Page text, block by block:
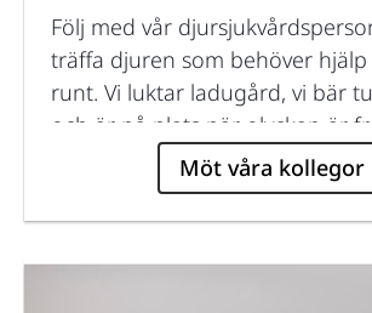
Följ med vår
träffa djuren som behöver
runt. Vi luktar ladugård, vi bär
och är på plats när olyckan är
dagen är inte den andra lik.
Möt våra kollegor